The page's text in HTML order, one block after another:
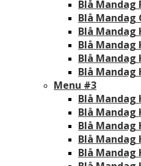
Blå Mandag
Blå Mandag
Blå Mandag
Blå Mandag
Blå Mandag
Blå Mandag
Menu #3
Blå Mandag
Blå Mandag
Blå
Blå Mandag
Blå Mandag